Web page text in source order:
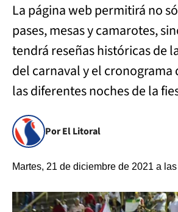
La página web permitirá no
pases, mesas y camarotes,
tendrá reseñas históricas de
del carnaval y el cronograma
las diferentes noches de la
Por El Litoral
Martes, 21 de diciembre de 2021 a